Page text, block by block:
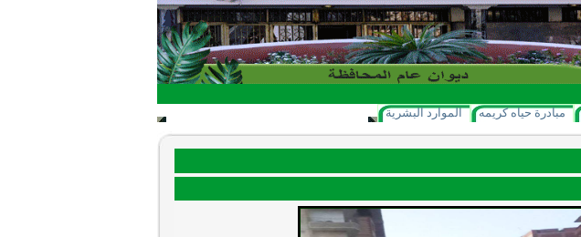
مبادرة حياه كريمه الموارد البشرية